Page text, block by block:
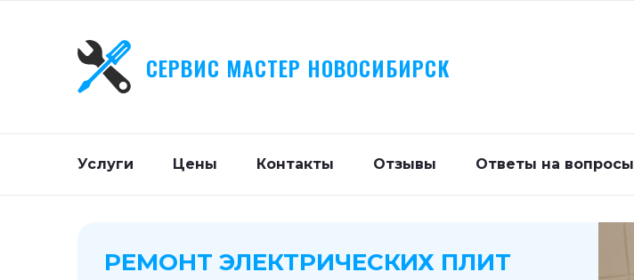
СЕРВИС МАСТЕР НОВОСИБИРСК
Услуги Цены Контакты Отзывы Ответы на вопросы
РЕМОНТ ЭЛЕКТРИЧЕСКИХ ПЛИТ